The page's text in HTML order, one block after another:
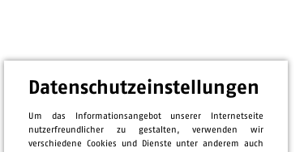
Datenschutzeinstellungen
Um das Informationsangebot unserer Internetseite
nutzerfreundlicher zu gestalten, verwenden wir
verschiedene Cookies und Dienste unter anderem auch